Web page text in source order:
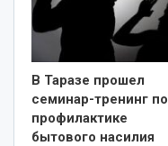
В Таразе прошел
семинар-тренинг по
профилактике
бытового насилия